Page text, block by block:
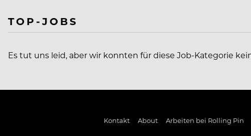
TOP-JOBS
Es tut uns leid, aber wir konnten für diese Job-Kategorie
Kontakt About Arbeiten bei Rolling Pin